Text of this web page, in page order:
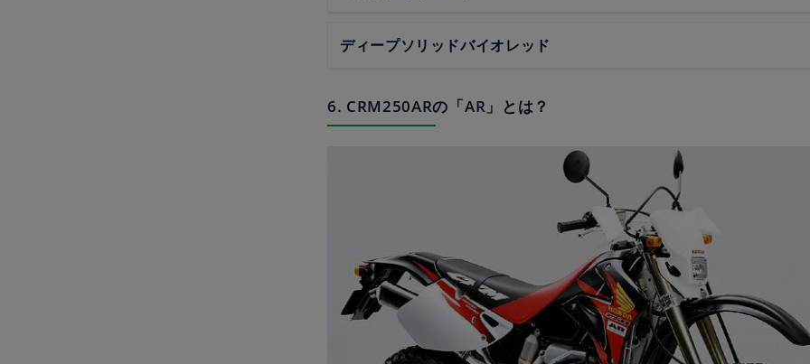
ディープソリッドバイオレッド
6. CRM250ARの「AR」とは？